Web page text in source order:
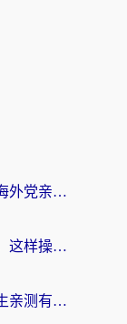
酷狗会员在国外可以听歌吗？海外党亲测有效：3步解决音乐权限难题
在国外无法听国内的歌？别慌，这样操作就能畅听QQ音乐（附亲测加速器推荐）
在国外如何看腾讯视频？留学生亲测有效的回国加速方案